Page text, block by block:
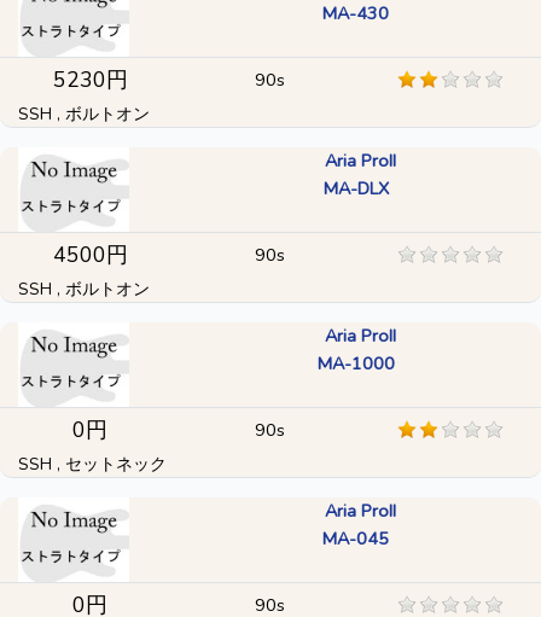
MA-430
5230円 90s
SSH , ボルトオン
Aria ProII
MA-DLX
4500円 90s
SSH , ボルトオン
Aria ProII
MA-1000
0円 90s
SSH , セットネック
Aria ProII
MA-045
0円 90s